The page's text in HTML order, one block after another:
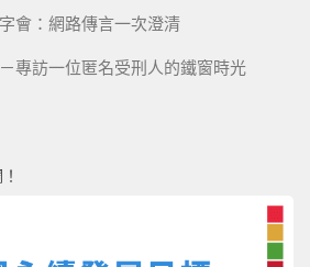
會：網路傳言一次澄清
專訪一位匿名受刑人的鐵窗時光